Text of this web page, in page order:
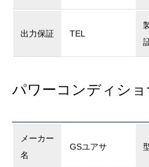
出力保証 TEL
パワーコンディショ
メーカー
名
GSユアサ